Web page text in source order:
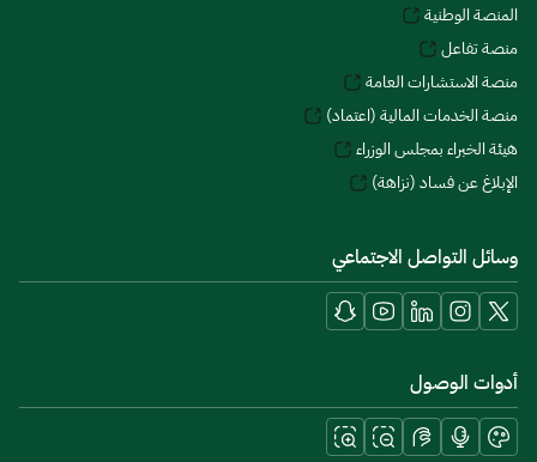
المنصة الوطنية
منصة تفاعل
منصة الاستشارات العامة
منصة الخدمات المالية (اعتماد)
هيئة الخبراء بمجلس الوزراء
الإبلاغ عن فساد (نزاهة)
وسائل التواصل الاجتماعي
أدوات الوصول